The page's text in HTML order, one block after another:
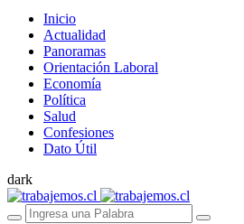
Inicio
Actualidad
Panoramas
Orientación Laboral
Economía
Política
Salud
Confesiones
Dato Útil
dark